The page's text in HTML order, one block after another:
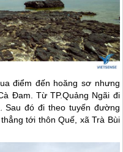
điểm đến hoăng sơ nhưng
Đam. Từ TP.Quảng Ngãi đi
Sau đó đi theo tuyến đường
tới thôn Quế, xã Trà Bùi